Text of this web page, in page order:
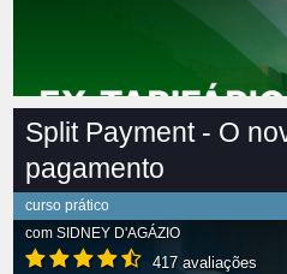
Split Payment - O
pagamento
curso prático
com SIDNEY D'AGÁZIO
417 avaliações